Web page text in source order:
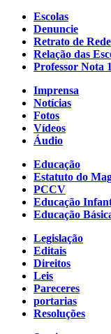
Escolas
Denuncie
Retrato de Rede
Relação das
Professor Nota
Imprensa
Notícias
Fotos
Vídeos
Áudio
Educação
Estatuto do
PCCV
Educação
Educação
Legislação
Editais
Direitos
Leis
Pareceres
portarias
Resoluções